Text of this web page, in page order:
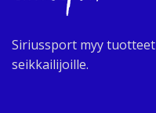
Siriussport myy
seikkailijoille.